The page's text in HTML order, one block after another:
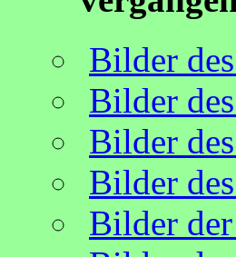
Bilder
Bilder
Bilder
Bilder
Bilder